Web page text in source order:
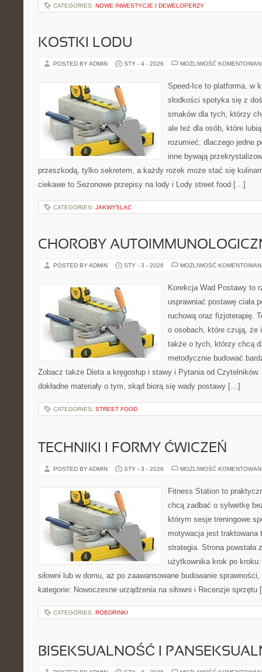
CATEGORIES: NOWE INWESTYCJE I DEWELOPERZY
KOSTKI LODU
POSTED BY ADMIN STY - 4 - 2026 MOŻLIWOŚĆ
Speed-Ice to platforma, w
słodkości spotyka się z
smaków dla tych, którzy
ale też dla osób, które
rozumieć, dlaczego jedne
inne bywają
przeszkodą, tylko sekretem, a każdy rożek może stać się
ciekawe to Sezonowe przepisy na lody i Lody street food […]
CATEGORIES: JAKWYSLAC
CHOROBY
POSTED BY ADMIN STY - 3 - 2026 MOŻLIWOŚĆ
Korekcja Wad Postawy to
usprawniać postawę ciała
ruchową oraz fizjoterapię.
o osobach, które czują, że
także o tych, którzy chcą
metodycznie budować
Zobacz także Dieta a kręgosłup i stawy i Pytania od
dokładne materiały o tym, skąd biorą się wady postawy […]
CATEGORIES: STREET FOOD
TECHNIKI I FORMY ĆWICZEŃ
POSTED BY ADMIN STY - 3 - 2026 MOŻLIWOŚĆ
Fitness Station to
chcą zadbać o sylwetkę
którym sesje treningowe
motywacja jest traktowana
strategia. Strona
użytkownika krok po
siłowni lub w domu, aż po zaawansowane budowanie
kategorie: Nowoczesne urządzenia na siłowni i Recenzje
CATEGORIES: ROBDRINKI
BISEKSUALNOŚĆ I